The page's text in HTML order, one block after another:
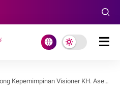
KH. Asep Saifuddin Chalim untuk Menjaga Marwah dan Moderasi Nahdlatul Ulama